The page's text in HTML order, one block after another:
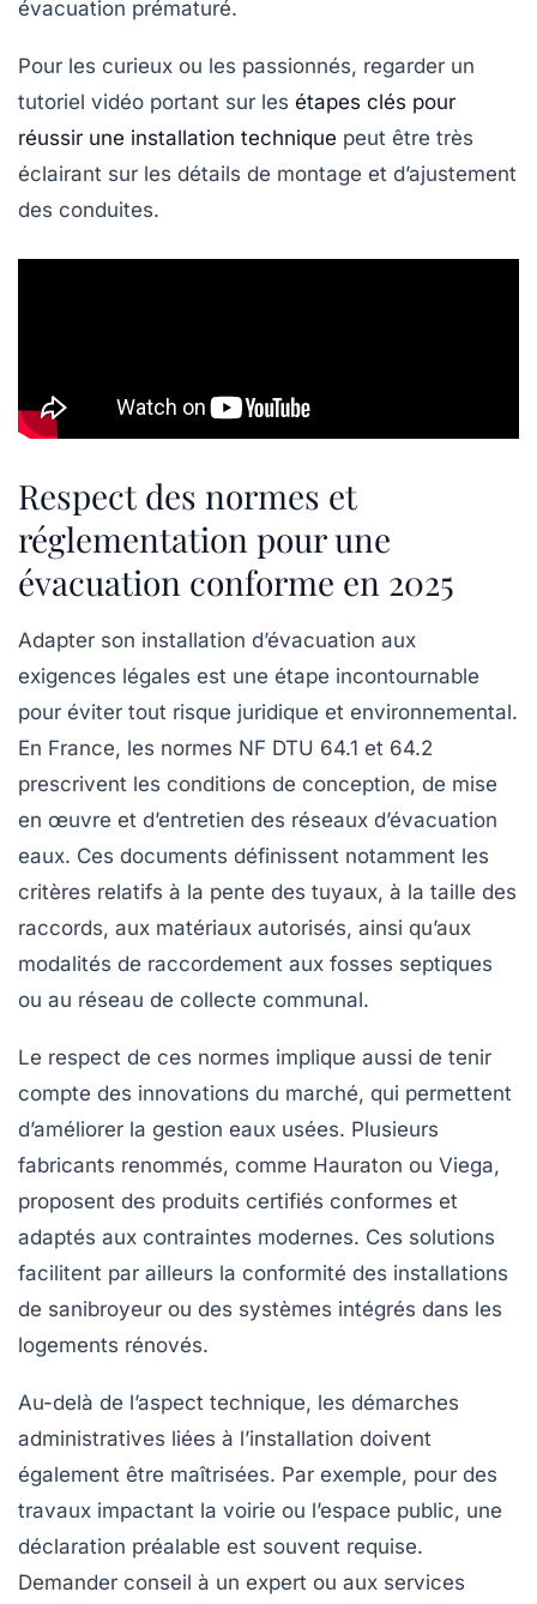
évacuation prématuré.
Pour les curieux ou les passionnés, regarder un
tutoriel vidéo portant sur les étapes clés pour
réussir une installation technique peut être très
éclairant sur les détails de montage et d’ajustement
des conduites.
Respect des normes et
réglementation pour une
évacuation conforme en 2025
Adapter son installation d’évacuation aux
exigences légales est une étape incontournable
pour éviter tout risque juridique et environnemental.
En France, les normes NF DTU 64.1 et 64.2
prescrivent les conditions de conception, de mise
en œuvre et d’entretien des réseaux d’évacuation
eaux. Ces documents définissent notamment les
critères relatifs à la pente des tuyaux, à la taille des
raccords, aux matériaux autorisés, ainsi qu’aux
modalités de raccordement aux fosses septiques
ou au réseau de collecte communal.
Le respect de ces normes implique aussi de tenir
compte des innovations du marché, qui permettent
d’améliorer la gestion eaux usées. Plusieurs
fabricants renommés, comme Hauraton ou Viega,
proposent des produits certifiés conformes et
adaptés aux contraintes modernes. Ces solutions
facilitent par ailleurs la conformité des installations
de sanibroyeur ou des systèmes intégrés dans les
logements rénovés.
Au-delà de l’aspect technique, les démarches
administratives liées à l’installation doivent
également être maîtrisées. Par exemple, pour des
travaux impactant la voirie ou l’espace public, une
déclaration préalable est souvent requise.
Demander conseil à un expert ou aux services